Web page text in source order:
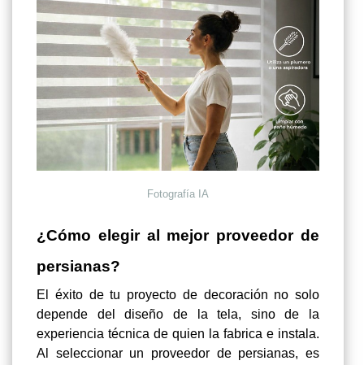
Fotografía IA
¿Cómo elegir al mejor proveedor de
persianas?
El éxito de tu proyecto de decoración no solo
depende del diseño de la tela, sino de la
experiencia técnica de quien la fabrica e instala.
Al seleccionar un proveedor de persianas, es